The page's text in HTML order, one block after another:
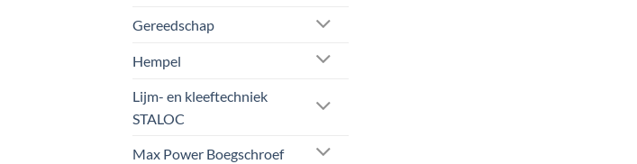
Gereedschap
Hempel
Lijm- en kleeftechniek
STALOC
Max Power Boegschroef